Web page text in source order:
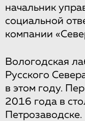
начальник
социальной
компании
Вологодская
Русского
в этом году.
2016 года в
Петрозаводске.